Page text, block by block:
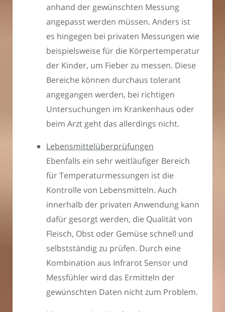
anhand der gewünschten Messung
angepasst werden müssen. Anders ist
es hingegen bei privaten Messungen wie
beispielsweise für die Körpertemperatur
der Kinder, um Fieber zu messen. Diese
Bereiche können durchaus tolerant
angegangen werden, bei richtigen
Untersuchungen im Krankenhaus oder
beim Arzt geht das allerdings nicht.
Lebensmittelüberprüfungen
Ebenfalls ein sehr weitläufiger Bereich
für Temperaturmessungen ist die
Kontrolle von Lebensmitteln. Auch
innerhalb der privaten Anwendung kann
dafür gesorgt werden, die Qualität von
Fleisch, Obst oder Gemüse schnell und
selbstständig zu prüfen. Durch eine
Kombination aus Infrarot Sensor und
Messfühler wird das Ermitteln der
gewünschten Daten nicht zum Problem.